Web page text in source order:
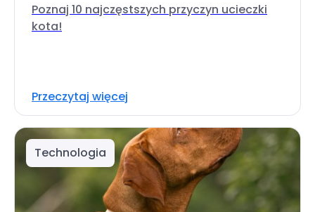
Poznaj 10 najczęstszych przyczyn ucieczki
kota!
Przeczytaj więcej
Technologia